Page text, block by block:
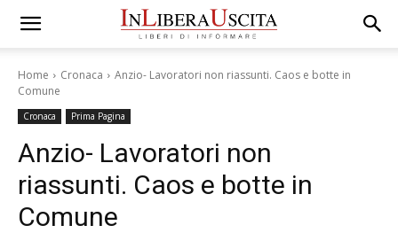
Home Cronaca
Anzio- Lavoratori non riassunti. Caos e botte in
Comune
Cronaca Prima Pagina
Anzio- Lavoratori non
riassunti. Caos e botte in
Comune